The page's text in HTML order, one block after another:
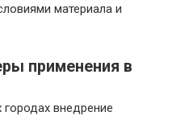
материала и
применения в
внедрение